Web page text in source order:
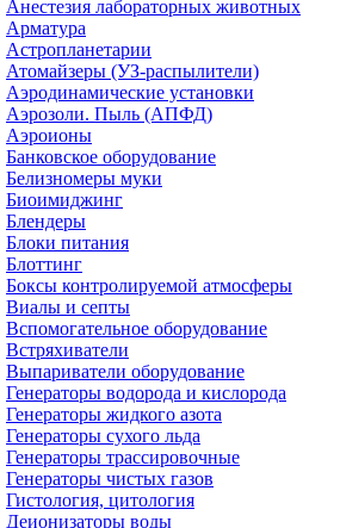
Анестезия лабораторных животных
Арматура
Астропланетарии
Атомайзеры (УЗ-распылители)
Аэродинамические установки
Аэрозоли. Пыль (АПФД)
Аэроионы
Банковское оборудование
Белизномеры муки
Биоимиджинг
Блендеры
Блоки питания
Блоттинг
Боксы контролируемой атмосферы
Виалы и септы
Вспомогательное оборудование
Встряхиватели
Выпариватели оборудование
Генераторы водорода и кислорода
Генераторы жидкого азота
Генераторы сухого льда
Генераторы трассировочные
Генераторы чистых газов
Гистология, цитология
Деионизаторы воды